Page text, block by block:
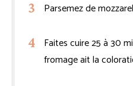
Parsemez de
Faites cuire 25 à 30
fromage ait la